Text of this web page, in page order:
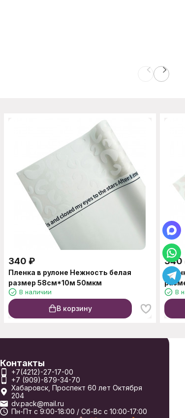
340 ₽
Пленка в рулоне Нежность белая
размер 58см*10м 50мкм
В наличии
В корзину
340
В
Контакты
+7(4212)-27-17-00
+7 (909)-879-34-70
Хабаровск, Проспект 60 лет Октября
204
dv.pack@mail.ru
Пн-Пт с 9:00-18:00 / Сб-Вс с 10:00-17:00